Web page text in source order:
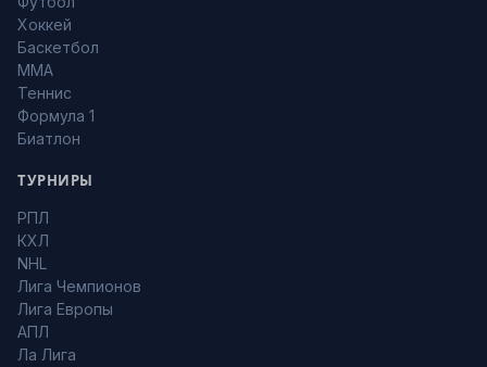
Хоккей
Баскетбол
MMA
Теннис
Формула 1
Биатлон
ТУРНИРЫ
РПЛ
КХЛ
NHL
Лига Чемпионов
Лига Европы
АПЛ
Ла Лига